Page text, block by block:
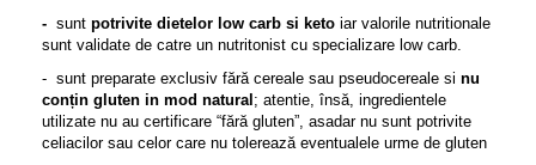
- sunt potrivite dietelor low carb si keto iar valorile nutritionale
sunt validate de catre un nutritonist cu specializare low carb.
- sunt preparate exclusiv fără cereale sau pseudocereale si nu
conțin gluten in mod natural ; atentie, însă, ingredientele
utilizate nu au certificare “fără gluten”, asadar nu sunt potrivite
celiacilor sau celor care nu tolerează eventualele urme de gluten